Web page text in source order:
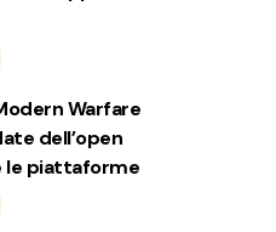
Warfare
dell’open
piattaforme